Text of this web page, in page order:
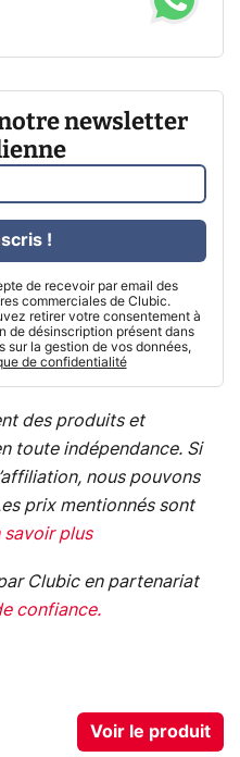
newsletter
de recevoir par email des
commerciales de Clubic.
retirer votre consentement à
de désinscription présent dans
sur la gestion de vos données,
de confidentialité
!
des produits et
toute indépendance. Si
nous pouvons
prix mentionnés sont
savoir plus
Clubic en partenariat
confiance.
Voir le produit